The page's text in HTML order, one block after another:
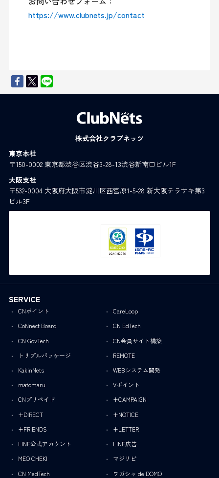
https://www.clubnets.jp/contact
株式会社クラブネッツ
東京本社
〒150-0002 東京都渋谷区渋谷3-28-13渋谷新南口ビル1F
大阪支社
〒532-0004 大阪府大阪市淀川区西宮原1-5-28 新大阪テラサキ第3
ビル3F
SERVICE
CNポイント
CareLoop
CoNnect Board
CN EdTech
CN GovTech
CN会員サイト構築
トリプルパッケージ
REMOTE
KakinNets
WEBシステム開発
matomaru
Vポイント
CNプリペイド
+CAMPAIGN
+DIRECT
+NOTICE
+FRIENDS
+LETTER
LINE公式アカウント
LINE広告
MEO CHEKI
マジリピ
CN MedTech
ワガシャ de DOMO